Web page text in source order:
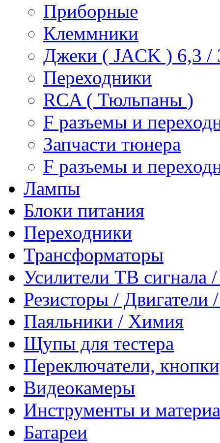
Приборные
Клеммники
Джеки ( JACK ) 6,3 /
Переходники
RCA ( Тюльпаны )
F разъемы и
Запчасти тюнера
F разъемы и
Лампы
Блоки питания
Переходники
Трансформаторы
Усилители ТВ сигнала
Резисторы /
Паяльники / Химия
Щупы для тестера
Переключатели,
Видеокамеры
Инструменты и
Батареи